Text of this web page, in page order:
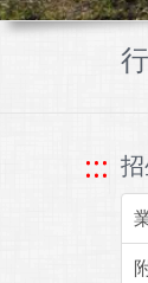
:::